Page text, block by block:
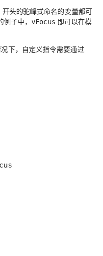
开头的驼峰式命名的变量都可
例子中，vFocus 即可以在模
下，自定义指令需要通过